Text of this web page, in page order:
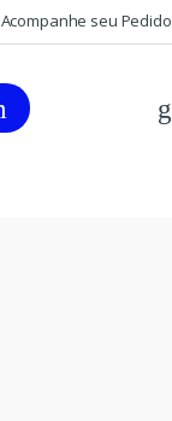
Acompanhe seu Pedido